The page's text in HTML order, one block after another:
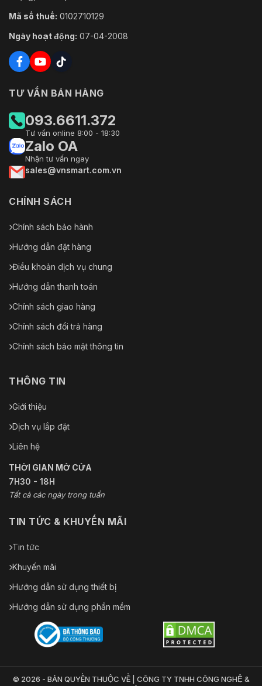
Mã số thuế: 0102710129
Ngày hoạt động: 07-04-2008
TƯ VẤN BÁN HÀNG
093.6611.372
Tư vấn online 8:00 - 18:30
Zalo OA
Nhận tư vấn ngay
sales@vnsmart.com.vn
CHÍNH SÁCH
Chính sách bảo hành
Hướng dẫn đặt hàng
Điều khoản dịch vụ chung
Hướng dẫn thanh toán
Chính sách giao hàng
Chính sách đổi trả hàng
Chính sách bảo mật thông tin
THÔNG TIN
Giới thiệu
Dịch vụ lắp đặt
Liên hệ
THỜI GIAN MỞ CỬA
7H30 - 18H
Tất cả các ngày trong tuần
TIN TỨC & KHUYẾN MÃI
Tin tức
Khuyến mãi
Hướng dẫn sử dụng thiết bị
Hướng dẫn sử dụng phần mềm
© 2026 - BẢN QUYỀN THUỘC VỀ | CÔNG TY TNHH CÔNG NGHỆ &